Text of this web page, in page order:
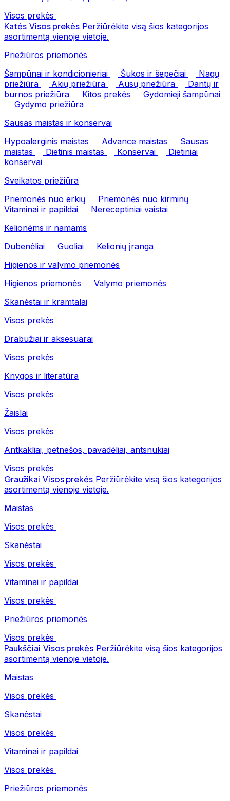
Visos prekės
Katės Visos prekės Peržiūrėkite visą šios kategorijos
asortimentą vienoje vietoje.
Priežiūros priemonės
Šampūnai ir kondicionieriai
Šukos ir šepečiai
Nagų
priežiūra
Akių priežiūra Ausų priežiūra
Dantų ir
burnos priežiūra
Kitos prekės
Gydomieji šampūnai
Gydymo priežiūra
Sausas maistas ir konservai
Hypoalerginis maistas
Advance maistas
Sausas
maistas
Dietinis maistas Konservai
Dietiniai
konservai
Sveikatos priežiūra
Priemonės nuo erkių
Priemonės nuo kirminų
Vitaminai ir papildai
Nereceptiniai vaistai
Kelionėms ir namams
Dubenėliai
Guoliai
Kelionių įranga
Higienos ir valymo priemonės
Higienos priemonės
Valymo priemonės
Skanėstai ir kramtalai
Visos prekės
Drabužiai ir aksesuarai
Visos prekės
Knygos ir literatūra
Visos prekės
Žaislai
Visos prekės
Antkakliai, petnešos, pavadėliai, antsnukiai
Visos prekės
Graužikai Visos prekės Peržiūrėkite visą šios kategorijos
asortimentą vienoje vietoje.
Maistas
Visos prekės
Skanėstai
Visos prekės
Vitaminai ir papildai
Visos prekės
Priežiūros priemonės
Visos prekės
Paukščiai Visos prekės Peržiūrėkite visą šios kategorijos
asortimentą vienoje vietoje.
Maistas
Visos prekės
Skanėstai
Visos prekės
Vitaminai ir papildai
Visos prekės
Priežiūros priemonės